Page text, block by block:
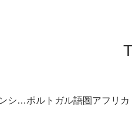
サン・トメ・プリンシペ完全ガイドポルトガル語圏アフリカ